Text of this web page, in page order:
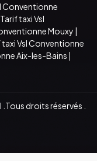
Conventionne
Tarif taxi Vsl
Mouxy |
taxi Vsl Conventionne
Aix-les-Bains |
droits réservés .